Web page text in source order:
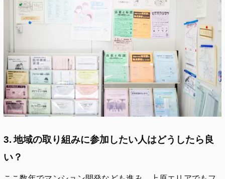
3. 地域の取り組みに参加したい人はどうしたら良
い？